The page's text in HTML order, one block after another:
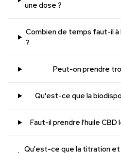
une dose ?
Combien de temps faut-il à
?
Peut-on prendre
Qu'est-ce que la
Faut-il prendre l'huile CBD
Qu'est-ce que la titration